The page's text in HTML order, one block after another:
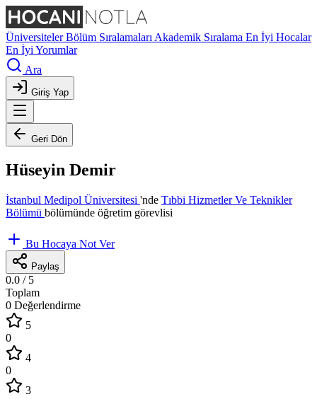
ÜniversitelerBölüm Sıralamaları Akademik Sıralama En İyi Hocalar
En İyi Yorumlar
Ara
Giriş Yap
Geri Dön
Hüseyin Demir
İstanbul Medipol Üniversitesi 'nde Tıbbi Hizmetler Ve Teknikler
Bölümü bölümünde öğretim görevlisi
Bu Hocaya Not Ver
Paylaş
0.0 / 5
Toplam
0 Değerlendirme
5
0
4
0
3